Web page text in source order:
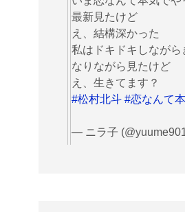
最新見たけど
え、結構深かった
私はドキドキしながら
なりながら見たけど
え、生きてます？
#松村北斗 #恋なんて
— ニラ子